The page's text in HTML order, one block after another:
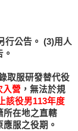
行公告。 (3)用人
取服研發替代役
入營 ，無法於規
該役男113年度
所在地之直轄
服之役期。